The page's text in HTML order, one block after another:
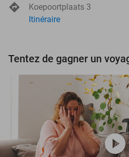
Koepoortplaats 3
Itinéraire
play_circle